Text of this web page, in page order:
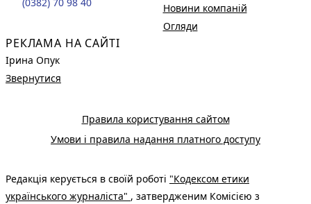
РЕКЛАМА НА САЙТІ
Ірина Опук
Звернутися
Новини компаній
Огляди
Правила користування сайтом
Умови і правила надання платного доступу
Редакція керується в своїй роботі "Кодексом етики
українського журналіста" , затвердженим Комісією з